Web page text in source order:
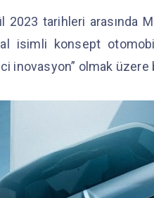
2023 tarihleri arasında
isimli konsept
inovasyon” olmak üzere